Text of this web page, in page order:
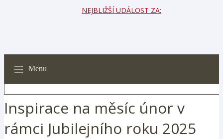
NEJBLIŽŠÍ UDÁLOST ZA:
Menu
Inspirace na měsíc únor v
rámci Jubilejního roku 2025